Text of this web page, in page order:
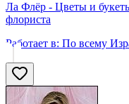
Ла Флёр - Цветы и
флориста
Работает в: По всему